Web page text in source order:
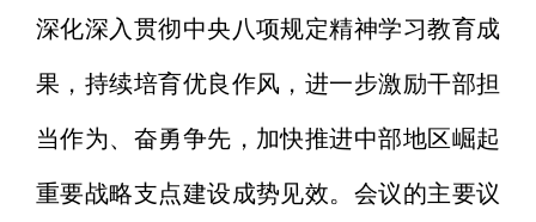
深化深入贯彻中央八项规定精神学习教育成
果，持续培育优良作风，进一步激励干部担
当作为、奋勇争先，加快推进中部地区崛起
重要战略支点建设成势见效。会议的主要议